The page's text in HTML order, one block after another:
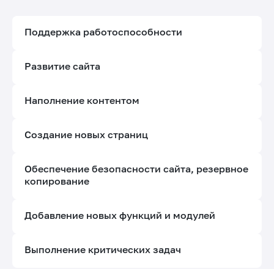
Поддержка работоспособности
Развитие сайта
Наполнение контентом
Создание новых страниц
Обеспечение безопасности сайта, резервное
копирование
Добавление новых функций и модулей
Выполнение критических задач